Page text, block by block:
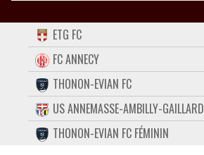
ACCUEIL
FORUM
CONTACT
FACEBOOK
TWITTER
ETG FC
FC ANNECY
THONON-EVIAN FC
US ANNEMASSE-AMBILLY-GAILLARD
THONON-EVIAN FC FÉMININ